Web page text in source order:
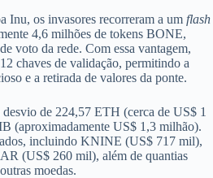
Inu, os invasores recorreram a um flash
4,6 milhões de tokens BONE,
voto da rede. Com essa vantagem,
chaves de validação, permitindo a
e a retirada de valores da ponte.
de 224,57 ETH (cerca de US$ 1
(aproximadamente US$ 1,3 milhão).
incluindo KNINE (US$ 717 mil),
(US$ 260 mil), além de quantias
moedas.